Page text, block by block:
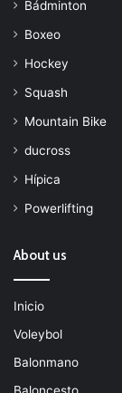
Bádminton
Boxeo
Hockey
Squash
Mountain Bike
ducross
Hípica
Powerlifting
About us
Inicio
Voleybol
Balonmano
Baloncesto